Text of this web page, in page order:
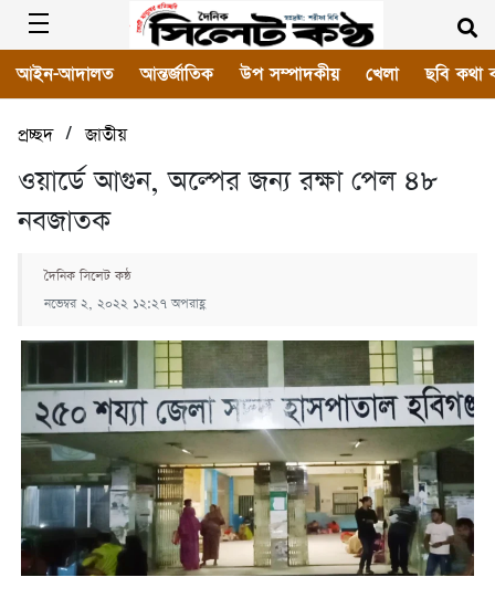
আইন-আদালত আন্তর্জাতিক উপ সম্পাদকীয় খেলা ছবি কথা
প্রচ্ছদ/জাতীয়
ওয়ার্ডে আগুন, অল্পের জন্য রক্ষা পেল ৪৮
নবজাতক
দৈনিক সিলেট কন্ঠ
নভেম্বর ২, ২০২২ ১২:২৭ অপরাহ্ণ